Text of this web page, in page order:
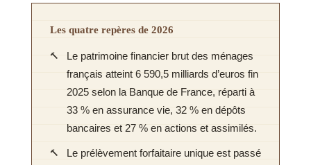
Les quatre repères de 2026
Le patrimoine financier brut des ménages
français atteint 6 590,5 milliards d’euros fin
2025 selon la Banque de France, réparti à
33 % en assurance vie, 32 % en dépôts
bancaires et 27 % en actions et assimilés.
Le prélèvement forfaitaire unique est passé